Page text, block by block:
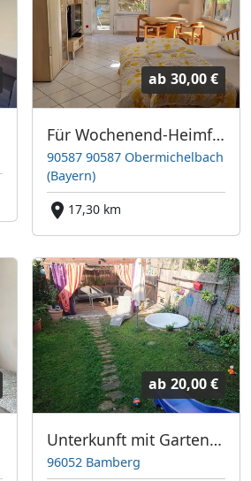
ab 30,00 €
Für Wochenend-Heimfahrer
90587 90587 Obermichelbach
(Bayern)
17,30 km
ab 20,00 €
Unterkunft mit Garten für Monteure und Arbeiter in Top-Lage in Bamberg, sehr gute Verkehrsanbindung
96052 Bamberg